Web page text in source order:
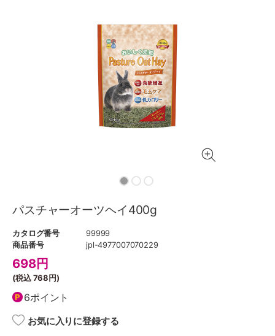
パスチャーオーツヘイ400g
カタログ番号
99999
商品番号
jpl-4977007070229
698円
(税込768円)
6ポイント
お気に入りに登録する